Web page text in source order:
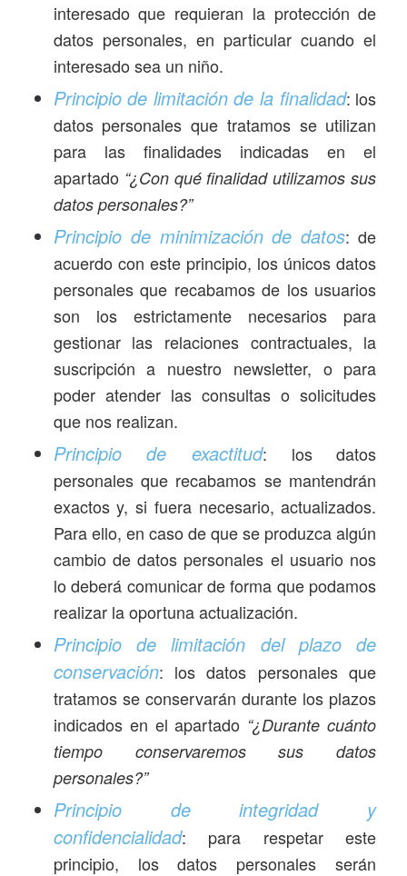
interesado que requieran la protección de
datos personales, en particular cuando el
interesado sea un niño.
Principio de limitación de la finalidad: los
datos personales que tratamos se utilizan
para las finalidades indicadas en el
apartado “¿Con qué finalidad utilizamos sus
datos personales?”
Principio de minimización de datos: de
acuerdo con este principio, los únicos datos
personales que recabamos de los usuarios
son los estrictamente necesarios para
gestionar las relaciones contractuales, la
suscripción a nuestro newsletter, o para
poder atender las consultas o solicitudes
que nos realizan.
Principio de exactitud: los datos
personales que recabamos se mantendrán
exactos y, si fuera necesario, actualizados.
Para ello, en caso de que se produzca algún
cambio de datos personales el usuario nos
lo deberá comunicar de forma que podamos
realizar la oportuna actualización.
Principio de limitación del plazo de
conservación: los datos personales que
tratamos se conservarán durante los plazos
indicados en el apartado “¿Durante cuánto
tiempo conservaremos sus datos
personales?”
Principio de integridad y
confidencialidad: para respetar este
principio, los datos personales serán